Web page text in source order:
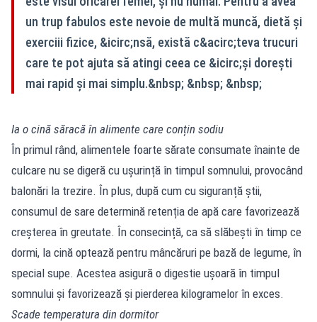
un trup fabulos este nevoie de multă muncă, dietă şi
exerciii fizice, &icirc;nsă, există c&acirc;teva trucuri
care te pot ajuta să atingi ceea ce &icirc;şi doreşti
mai rapid şi mai simplu.&nbsp; &nbsp; &nbsp;
Ia o cină săracă în alimente care conțin sodiu
În primul rând, alimentele foarte sărate consumate înainte de
culcare nu se digeră cu ușurință în timpul somnului, provocând
balonări la trezire. În plus, după cum cu siguranță știi,
consumul de sare determină retenția de apă care favorizează
creșterea în greutate. În consecință, ca să slăbești în timp ce
dormi, la cină optează pentru mâncăruri pe bază de legume, în
special supe. Acestea asigură o digestie ușoară în timpul
somnului și favorizează și pierderea kilogramelor în exces.
Scade temperatura din dormitor